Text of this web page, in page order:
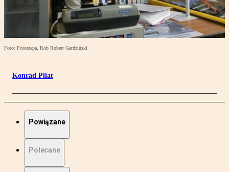
Foto: Fotorzepa, Rob Robert Gardziński
Konrad Piłat
Powiązane
Polecane